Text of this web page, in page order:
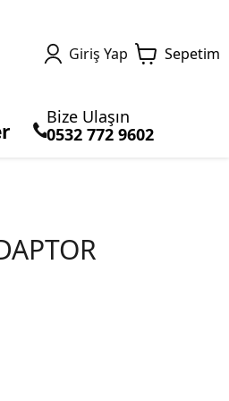
Giriş Yap Sepetim
Bize Ulaşın
0532 772 9602